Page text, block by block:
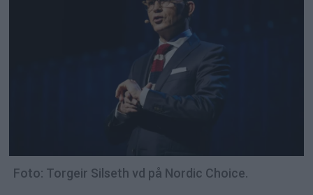
Foto: Torgeir Silseth vd på Nordic Choice.